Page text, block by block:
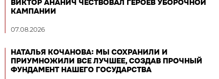
ВИКТОР АНАНИЧ ЧЕСТВОВАЛ ГЕРОЕВ УБОРОЧНОЙ
КАМПАНИИ
07.08.2026
НАТАЛЬЯ КОЧАНОВА: МЫ СОХРАНИЛИ И
ПРИУМНОЖИЛИ ВСЕ ЛУЧШЕЕ, СОЗДАВ ПРОЧНЫЙ
ФУНДАМЕНТ НАШЕГО ГОСУДАРСТВА